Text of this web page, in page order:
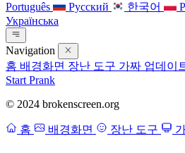
Português
Русский 한국어
Українська
Navigation
홈 배경화면 장난 도구 가짜 업데이
Start Prank
© 2024 brokenscreen.org
홈 배경화면 장난 도구